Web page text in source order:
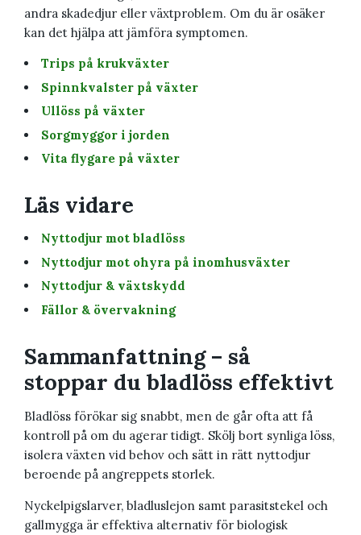
andra skadedjur eller växtproblem. Om du är osäker
kan det hjälpa att jämföra symptomen.
Trips på krukväxter
Spinnkvalster på växter
Ullöss på växter
Sorgmyggor i jorden
Vita flygare på växter
Läs vidare
Nyttodjur mot bladlöss
Nyttodjur mot ohyra på inomhusväxter
Nyttodjur & växtskydd
Fällor & övervakning
Sammanfattning – så
stoppar du bladlöss effektivt
Bladlöss förökar sig snabbt, men de går ofta att få
kontroll på om du agerar tidigt. Skölj bort synliga löss,
isolera växten vid behov och sätt in rätt nyttodjur
beroende på angreppets storlek.
Nyckelpigslarver, bladluslejon samt parasitstekel och
gallmygga är effektiva alternativ för biologisk